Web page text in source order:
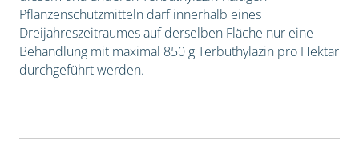
Pflanzenschutzmitteln darf innerhalb eines
Dreijahreszeitraumes auf derselben Fläche nur eine
Behandlung mit maximal 850 g Terbuthylazin pro Hektar
durchgeführt werden.